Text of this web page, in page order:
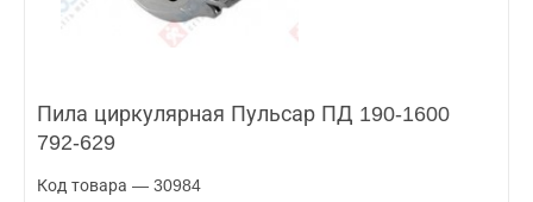
Пила циркулярная Пульсар ПД 190-1600
792-629
Код товара — 30984